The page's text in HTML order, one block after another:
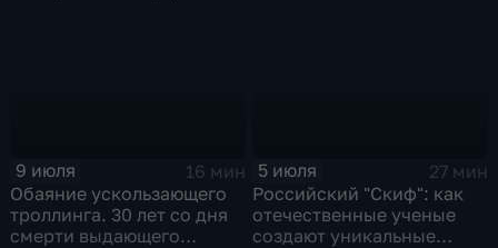
9 июля
16 мин
Обаяние ускользающего
троллинга. 30 лет со дня
смерти выдающего
5 июля
27 мин
Российский "Скиф": как
отечественные ученые
создают уникальные